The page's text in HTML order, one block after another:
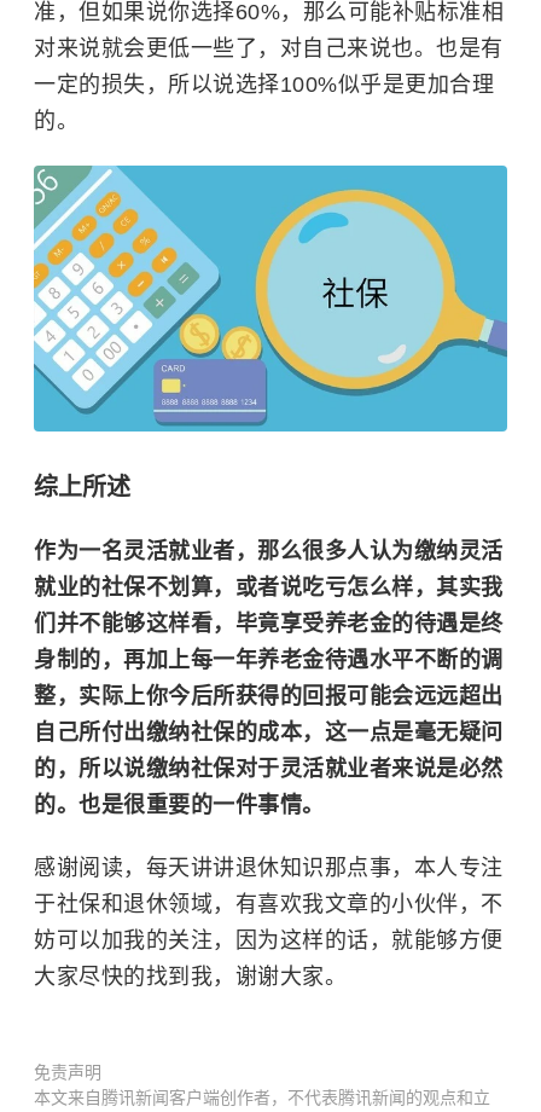
准，但如果说你选择60%，那么可能补贴标准相
对来说就会更低一些了，对自己来说也。也是有
一定的损失，所以说选择100%似乎是更加合理
的。
综上所述
作为一名灵活就业者，那么很多人认为缴纳灵活
就业的社保不划算，或者说吃亏怎么样，其实我
们并不能够这样看，毕竟享受养老金的待遇是终
身制的，再加上每一年养老金待遇水平不断的调
整，实际上你今后所获得的回报可能会远远超出
自己所付出缴纳社保的成本，这一点是毫无疑问
的，所以说缴纳社保对于灵活就业者来说是必然
的。也是很重要的一件事情。
感谢阅读，每天讲讲退休知识那点事，本人专注
于社保和退休领域，有喜欢我文章的小伙伴，不
妨可以加我的关注，因为这样的话，就能够方便
大家尽快的找到我，谢谢大家。
免责声明
本文来自腾讯新闻客户端创作者，不代表腾讯新闻的观点和立